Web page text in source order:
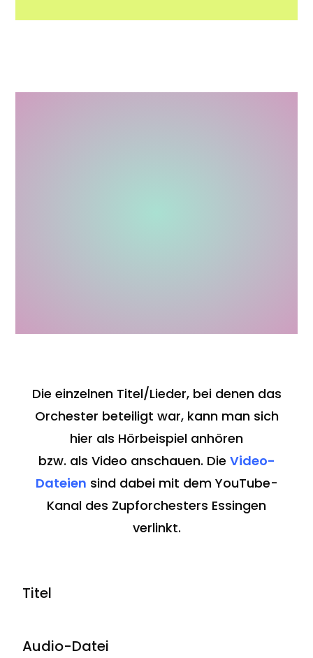
Die einzelnen Titel/Lieder, bei denen das
Orchester beteiligt war, kann man sich
hier als Hörbeispiel anhören
bzw. als Video anschauen. Die Video-
Dateien sind dabei mit dem YouTube-
Kanal des Zupforchesters Essingen
verlinkt.
Titel
Audio-Datei